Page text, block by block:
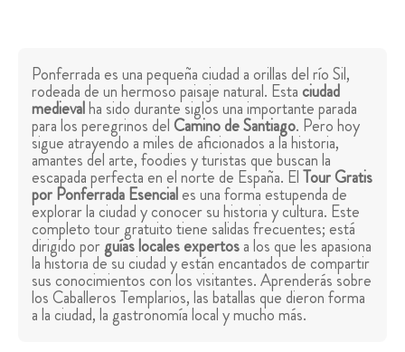
Ponferrada es una pequeña ciudad a orillas del río Sil,
rodeada de un hermoso paisaje natural. Estaciudad
medievalha sido durante siglos una importante parada
para los peregrinos delCamino de Santiago. Pero hoy
sigue atrayendo a miles de aficionados a la historia,
amantes del arte, foodies y turistas que buscan la
escapada perfecta en el norte de España. ElTour Gratis
por Ponferrada Esenciales una forma estupenda de
explorar la ciudad y conocer su historia y cultura. Este
completo tour gratuito tiene salidas frecuentes; está
dirigido porguías locales expertosa los que les apasiona
la historia de su ciudad y están encantados de compartir
sus conocimientos con los visitantes. Aprenderás sobre
los Caballeros Templarios, las batallas que dieron forma
a la ciudad, la gastronomía local y mucho más.